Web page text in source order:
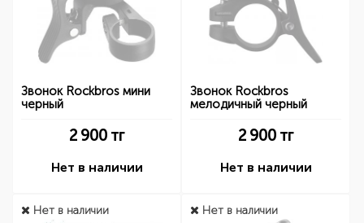
Звонок Rockbros мини
черный
2 900 тг
Нет в наличии
Звонок Rockbros
мелодичный черный
2 900 тг
Нет в наличии
Нет в наличии Нет в наличии